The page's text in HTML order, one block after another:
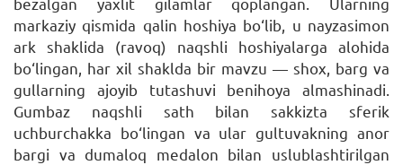
markaziy qismida qalin hoshiya bo‘lib, u nayzasimon
ark shaklida (ravoq) naqshli hoshiyalarga alohida
bo‘lingan, har xil shaklda bir mavzu — shox, barg va
gullarning ajoyib tutashuvi benihoya almashinadi.
Gumbaz naqshli sath bilan sakkizta sferik
uchburchakka bo‘lingan va ular gultuvakning anor
bargi va dumaloq medalon bilan uslublashtirilgan